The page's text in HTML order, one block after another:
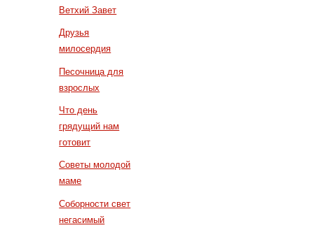
Ветхий Завет
Друзья
милосердия
Песочница для
взрослых
Что день
грядущий нам
готовит
Советы молодой
маме
Соборности свет
негасимый